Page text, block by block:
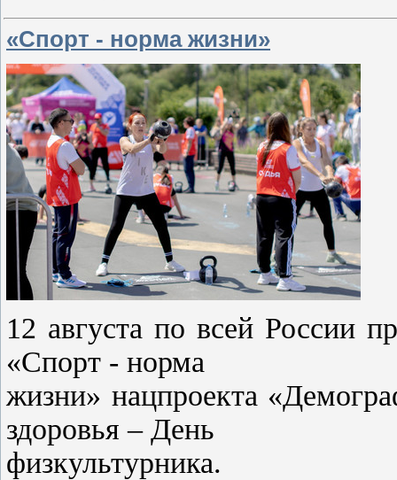
«Спорт - норма жизни»
12 августа по всей России
«Спорт - норма
жизни» нацпроекта
здоровья – День
физкультурника.